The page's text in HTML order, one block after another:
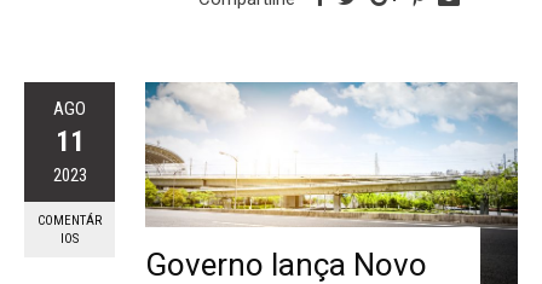
AGO
11
2023
COMENTÁR
IOS
Governo lança Novo